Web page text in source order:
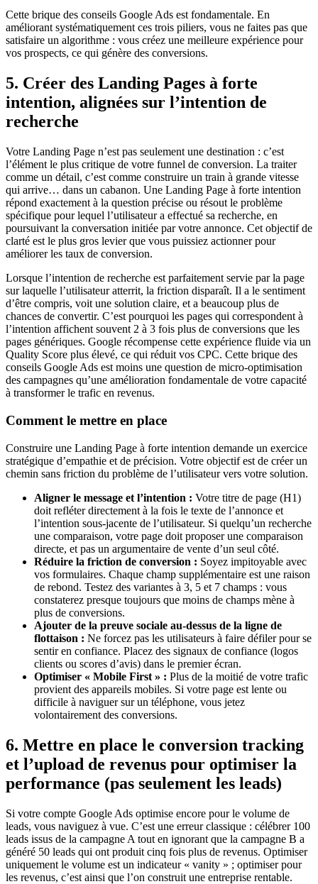
Cette brique des conseils Google Ads est fondamentale. En
améliorant systématiquement ces trois piliers, vous ne faites pas que
satisfaire un algorithme : vous créez une meilleure expérience pour
vos prospects, ce qui génère des conversions.
5. Créer des Landing Pages à forte
intention, alignées sur l’intention de
recherche
Votre Landing Page n’est pas seulement une destination : c’est
l’élément le plus critique de votre funnel de conversion. La traiter
comme un détail, c’est comme construire un train à grande vitesse
qui arrive… dans un cabanon. Une Landing Page à forte intention
répond exactement à la question précise ou résout le problème
spécifique pour lequel l’utilisateur a effectué sa recherche, en
poursuivant la conversation initiée par votre annonce. Cet objectif de
clarté est le plus gros levier que vous puissiez actionner pour
améliorer les taux de conversion.
Lorsque l’intention de recherche est parfaitement servie par la page
sur laquelle l’utilisateur atterrit, la friction disparaît. Il a le sentiment
d’être compris, voit une solution claire, et a beaucoup plus de
chances de convertir. C’est pourquoi les pages qui correspondent à
l’intention affichent souvent 2 à 3 fois plus de conversions que les
pages génériques. Google récompense cette expérience fluide via un
Quality Score plus élevé, ce qui réduit vos CPC. Cette brique des
conseils Google Ads est moins une question de micro-optimisation
des campagnes qu’une amélioration fondamentale de votre capacité
à transformer le trafic en revenus.
Comment le mettre en place
Construire une Landing Page à forte intention demande un exercice
stratégique d’empathie et de précision. Votre objectif est de créer un
chemin sans friction du problème de l’utilisateur vers votre solution.
Aligner le message et l’intention : Votre titre de page (H1)
doit refléter directement à la fois le texte de l’annonce et
l’intention sous-jacente de l’utilisateur. Si quelqu’un recherche
une comparaison, votre page doit proposer une comparaison
directe, et pas un argumentaire de vente d’un seul côté.
Réduire la friction de conversion : Soyez impitoyable avec
vos formulaires. Chaque champ supplémentaire est une raison
de rebond. Testez des variantes à 3, 5 et 7 champs : vous
constaterez presque toujours que moins de champs mène à
plus de conversions.
Ajouter de la preuve sociale au-dessus de la ligne de
flottaison : Ne forcez pas les utilisateurs à faire défiler pour se
sentir en confiance. Placez des signaux de confiance (logos
clients ou scores d’avis) dans le premier écran.
Optimiser « Mobile First » : Plus de la moitié de votre trafic
provient des appareils mobiles. Si votre page est lente ou
difficile à naviguer sur un téléphone, vous jetez
volontairement des conversions.
6. Mettre en place le conversion tracking
et l’upload de revenus pour optimiser la
performance (pas seulement les leads)
Si votre compte Google Ads optimise encore pour le volume de
leads, vous naviguez à vue. C’est une erreur classique : célébrer 100
leads issus de la campagne A tout en ignorant que la campagne B a
généré 50 leads qui ont produit cinq fois plus de revenus. Optimiser
uniquement le volume est un indicateur « vanity » ; optimiser pour
les revenus, c’est ainsi que l’on construit une entreprise rentable.